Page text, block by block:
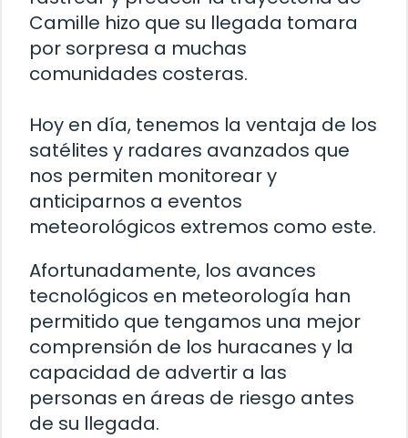
Camille hizo que su llegada tomara
por sorpresa a muchas
comunidades costeras.
Hoy en día, tenemos la ventaja de los
satélites y radares avanzados que
nos permiten monitorear y
anticiparnos a eventos
meteorológicos extremos como este.
Afortunadamente, los avances
tecnológicos en meteorología han
permitido que tengamos una mejor
comprensión de los huracanes y la
capacidad de advertir a las
personas en áreas de riesgo antes
de su llegada.